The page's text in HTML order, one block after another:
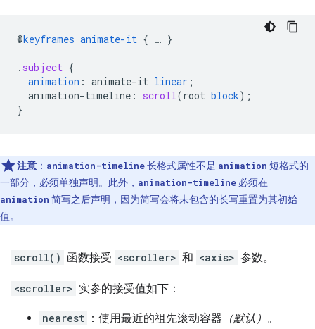
@keyframes animate-it { … }
. subject {
animation : animate-it linear ;
animation-timeline : scroll(root block);
}
注意 ： animation-timeline长格式属性不是 animation 短格式的
一部分，必须单独声明。此外， animation-timeline 必须在
animation 简写之后声明，因为简写会将未包含的长写重置为其初始
值。
scroll() 函数接受 <scroller> 和 <axis> 参数。
<scroller> 实参的接受值如下：
nearest ：使用最近的祖先滚动容器 （默认） 。